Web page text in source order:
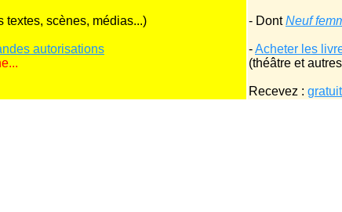
textes, scènes, médias...)
autorisations
- DontNeuf
-Acheter les
(théâtre et
Recevez :